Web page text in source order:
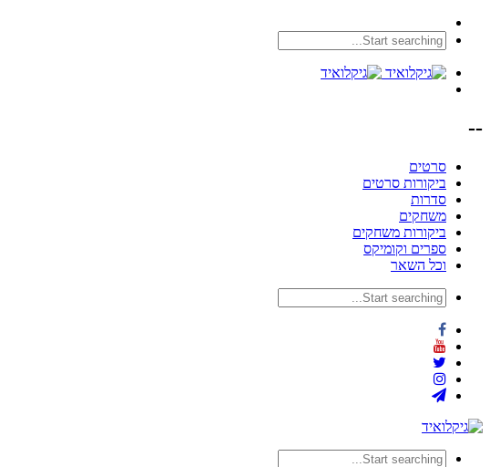
--
סרטים
ביקורות סרטים
סדרות
משחקים
ביקורות משחקים
ספרים וקומיקס
וכל השאר